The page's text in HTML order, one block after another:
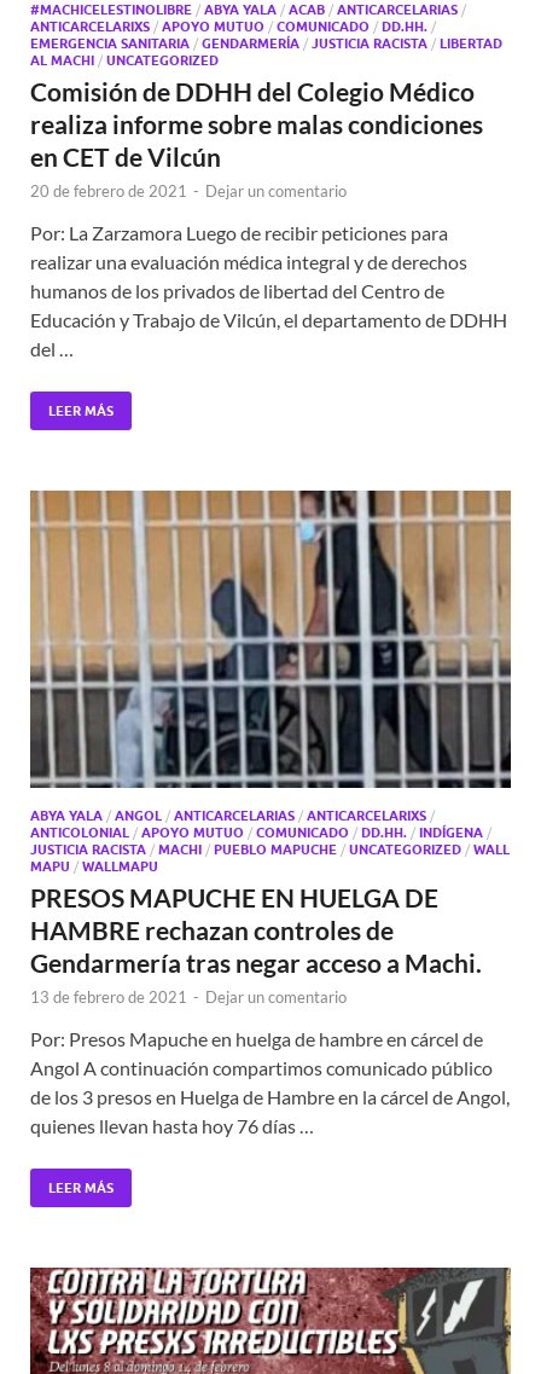
#MACHICELESTINOLIBRE / ABYA YALA / ACAB / ANTICARCELARIAS /
ANTICARCELARIXS / APOYO MUTUO / COMUNICADO / DD.HH. /
EMERGENCIA SANITARIA / GENDARMERÍA / JUSTICIA RACISTA / LIBERTAD
AL MACHI / UNCATEGORIZED
Comisión de DDHH del Colegio Médico
realiza informe sobre malas condiciones
en CET de Vilcún
20 de febrero de 2021 - Dejar un comentario
Por: La Zarzamora Luego de recibir peticiones para
realizar una evaluación médica integral y de derechos
humanos de los privados de libertad del Centro de
Educación y Trabajo de Vilcún, el departamento de DDHH
del …
LEER MÁS
ABYA YALA / ANGOL / ANTICARCELARIAS / ANTICARCELARIXS /
ANTICOLONIAL / APOYO MUTUO / COMUNICADO / DD.HH. / INDÍGENA /
JUSTICIA RACISTA / MACHI / PUEBLO MAPUCHE / UNCATEGORIZED / WALL
MAPU / WALLMAPU
PRESOS MAPUCHE EN HUELGA DE
HAMBRE rechazan controles de
Gendarmería tras negar acceso a Machi.
13 de febrero de 2021 - Dejar un comentario
Por: Presos Mapuche en huelga de hambre en cárcel de
Angol A continuación compartimos comunicado público
de los 3 presos en Huelga de Hambre en la cárcel de Angol,
quienes llevan hasta hoy 76 días …
LEER MÁS